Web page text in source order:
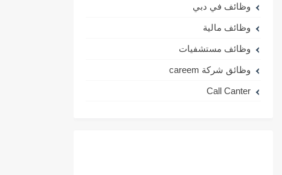
وظائف في دبي
وظائف مالية
وظائف مستشفيات
وظائق شركة careem
Call Canter